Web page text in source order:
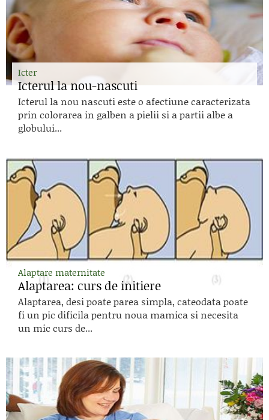
Icter
Icterul la nou-nascuti
Icterul la nou nascuti este o afectiune caracterizata
prin colorarea in galben a pielii si a partii albe a
globului...
Alaptare maternitate
Alaptarea: curs de initiere
Alaptarea, desi poate parea simpla, cateodata poate
fi un pic dificila pentru noua mamica si necesita
un mic curs de...